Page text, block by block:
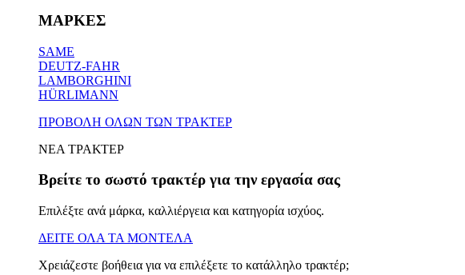
ΜΑΡΚΕΣ
SAME
DEUTZ-FAHR
LAMBORGHINI
HÜRLIMANN
ΠΡΟΒΟΛΗ ΟΛΩΝ ΤΩΝ ΤΡΑΚΤΕΡ
ΝΕΑ ΤΡΑΚΤΕΡ
Βρείτε το σωστό τρακτέρ για την εργασία σας
Επιλέξτε ανά μάρκα, καλλιέργεια και κατηγορία ισχύος.
ΔΕΙΤΕ ΟΛΑ ΤΑ ΜΟΝΤΕΛΑ
Χρειάζεστε βοήθεια για να επιλέξετε το κατάλληλο τρακτέρ;